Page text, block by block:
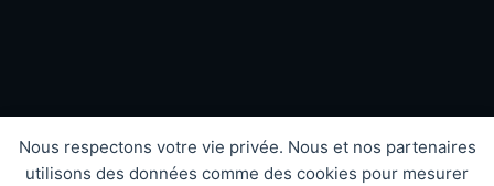
Nous respectons votre vie privée. Nous et nos partenaires
utilisons des données comme des cookies pour mesurer